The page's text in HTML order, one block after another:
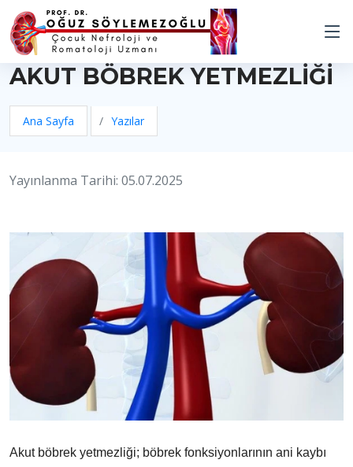
AKUT BÖBREK YETMEZLİĞİ
Ana Sayfa Yazılar
Yayınlanma Tarihi: 05.07.2025
Akut böbrek yetmezliği; böbrek fonksiyonlarının ani kaybı